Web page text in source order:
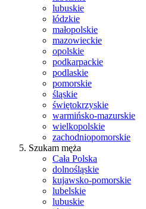
lubuskie
łódzkie
małopolskie
mazowieckie
opolskie
podkarpackie
podlaskie
pomorskie
śląskie
świętokrzyskie
warmińsko-mazurskie
wielkopolskie
zachodniopomorskie
Szukam męża
Cała Polska
dolnośląskie
kujawsko-pomorskie
lubelskie
lubuskie